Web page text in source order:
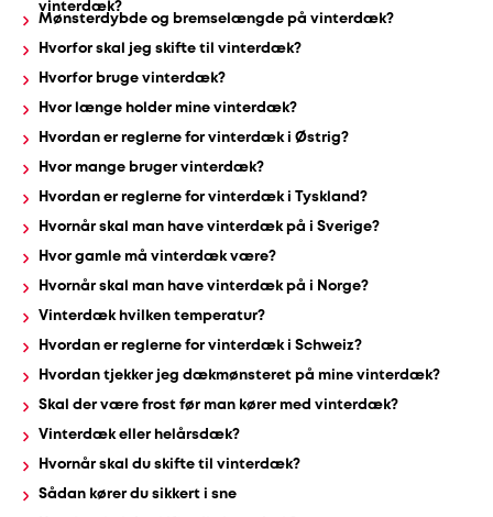
vinterdæk?
Mønsterdybde og bremselængde på vinterdæk?
Hvorfor skal jeg skifte til vinterdæk?
Hvorfor bruge vinterdæk?
Hvor længe holder mine vinterdæk?
Hvordan er reglerne for vinterdæk i Østrig?
Hvor mange bruger vinterdæk?
Hvordan er reglerne for vinterdæk i Tyskland?
Hvornår skal man have vinterdæk på i Sverige?
Hvor gamle må vinterdæk være?
Hvornår skal man have vinterdæk på i Norge?
Vinterdæk hvilken temperatur?
Hvordan er reglerne for vinterdæk i Schweiz?
Hvordan tjekker jeg dækmønsteret på mine vinterdæk?
Skal der være frost før man kører med vinterdæk?
Vinterdæk eller helårsdæk?
Hvornår skal du skifte til vinterdæk?
Sådan kører du sikkert i sne